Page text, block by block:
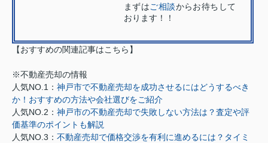
まずはご相談からお待ちして
おります！！
【おすすめの関連記事はこちら】
※不動産売却の情報
人気NO.1： 神戸市で不動産売却を成功させるにはどうするべき
か！おすすめの方法や会社選びをご紹介
人気NO.2： 神戸市の不動産売却で失敗しない方法は？査定や評
価基準のポイントも解説
人気NO.3： 不動産売却で価格交渉を有利に進めるには？タイミ